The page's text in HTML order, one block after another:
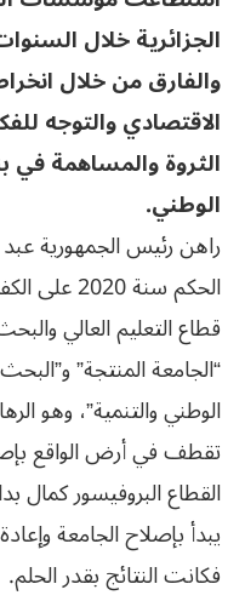
الجزائرية خلال
والفارق من خلال
الاقتصادي والتوجه
الثروة والمساهمة في
الوطني.
راهن رئيس الجمهورية
الحكم سنة
قطاع التعليم العالي
“الجامعة المنتجة”
الوطني والتنمية”، وهو
تقطف في أرض الواقع
القطاع البروفيسور كمال
يبدأ بإصلاح الجامعة
فكانت النتائج بقدر الحلم.